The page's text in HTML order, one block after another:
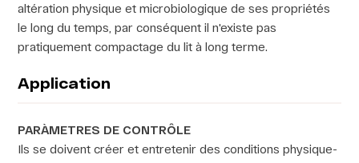
altération physique et microbiologique de ses propriétés
le long du temps, par conséquent il n'existe pas
pratiquement compactage du lit à long terme.
Application
PARÀMETRES DE CONTRÔLE
Ils se doivent créer et entretenir des conditions physique-